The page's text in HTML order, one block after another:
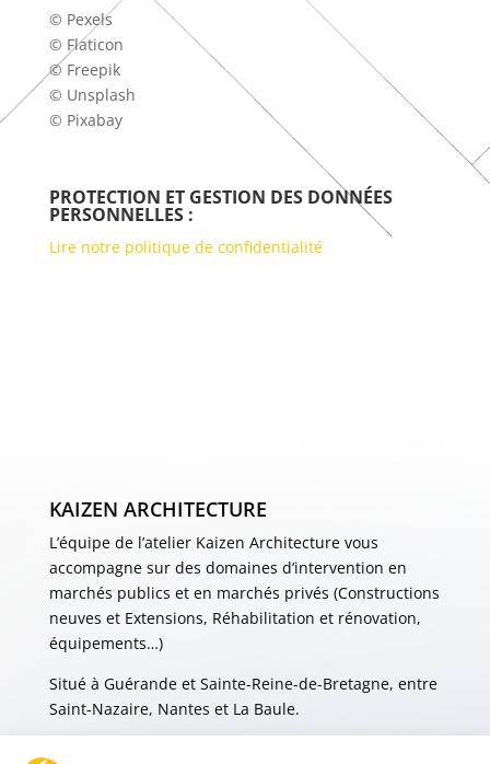
© Pexels
© Flaticon
© Freepik
© Unsplash
© Pixabay
PROTECTION ET GESTION DES DONNÉES
PERSONNELLES :
Lire notre politique de confidentialité
KAIZEN ARCHITECTURE
L’équipe de l’atelier Kaizen Architecture vous
accompagne sur des domaines d’intervention en
marchés publics et en marchés privés (Constructions
neuves et Extensions, Réhabilitation et rénovation,
équipements…)
Situé à Guérande et Sainte-Reine-de-Bretagne, entre
Saint-Nazaire, Nantes et La Baule.